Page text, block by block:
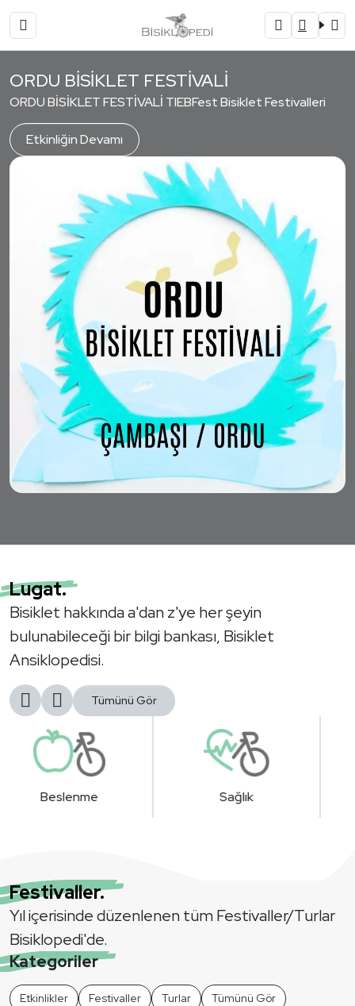
ORDU BİSİKLET FESTİVALİ
ORDU BİSİKLET FESTİVALİ TIEBFest Bisiklet Festivalleri
Etkinliğin Devamı
Lugat.
Bisiklet hakkında a'dan z'ye her şeyin
bulunabileceği bir bilgi bankası, Bisiklet
Ansiklopedisi.
Tümünü Gör
Sağlık Donanım
Festivaller.
Yıl içerisinde düzenlenen tüm Festivaller/Turlar
Bisiklopedi'de.
Kategoriler
Etkinlikler Festivaller Turlar Tümünü Gör